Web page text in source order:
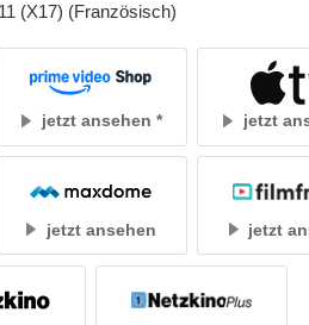
(X17) (Französisch)
jetzt ansehen jetzt
jetzt ansehen jetzt